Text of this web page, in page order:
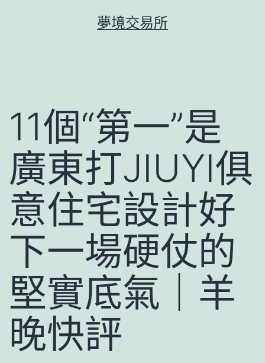
夢境交易所
11個“第一”是
廣東打JIUYI俱
意住宅設計好
下一場硬仗的
堅實底氣｜羊
晚快評